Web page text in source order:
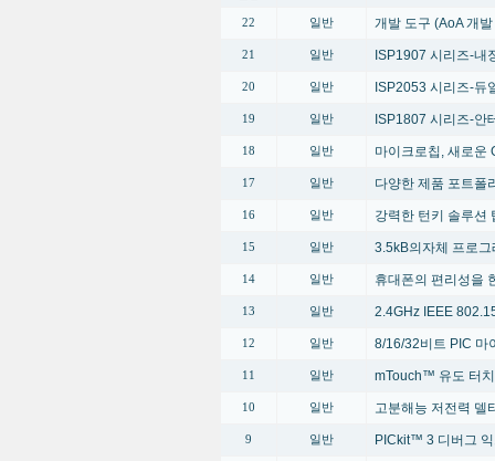
22 일반 개발 도구 (AoA 개
21 일반 ISP1907 시리즈-내
20 일반 ISP2053 시리즈-듀
19 일반 ISP1807 시리즈-안
18 일반 마이크로칩, 새로운
17 일반 다양한 제품 포트폴
16 일반 강력한 턴키 솔루션
15 일반 3.5kB의자체 프로
14 일반 휴대폰의 편리성을
13 일반 2.4GHz IEEE
12 일반 8/16/32비트 PIC 마
11 일반 mTouch™ 유도 터
10 일반 고분해능 저전력 델
9 일반 PICkit™ 3 디버그